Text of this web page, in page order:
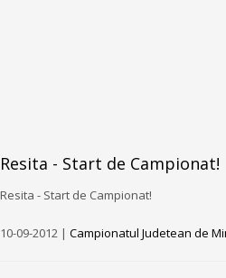
Resita - Start de Campionat!
Resita - Start de Campionat!
10-09-2012 | Campionatul Judetean de